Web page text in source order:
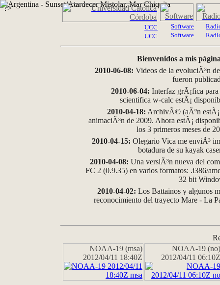
?>
UCC
UCC
Software
Software
Bienvenidos a mis
2010-06-08: Videos de la evoluciÃ³n
fueron
2010-06-04: Interfaz grÃ¡fica
scientifica w-calc estÃ¡
2010-04-18: ArchivÃ© (aÃºn
animaciÃ³n de 2009. Ahora estÃ¡
los 3 primeros meses de
2010-04-15: Olegario Vica me enviÃ³
botadura de su kayak
2010-04-08: Una versiÃ³n nueva del
FC 2 (0.9.35) en varios formatos: .i386/
32 bit
2010-04-02: Los Battainos y algunos
reconocimiento del trayecto Mare - La
NOAA-19 (msa)
2012/04/11 18:40Z
NOAA-19 (no)
2012/04/11 06:10Z